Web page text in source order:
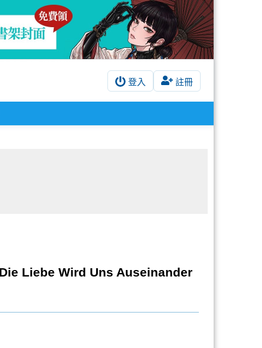
登入 註冊
Liebe Wird Uns Auseinander